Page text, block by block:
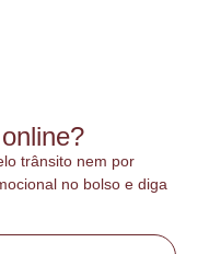
trânsito nem por
no bolso e diga